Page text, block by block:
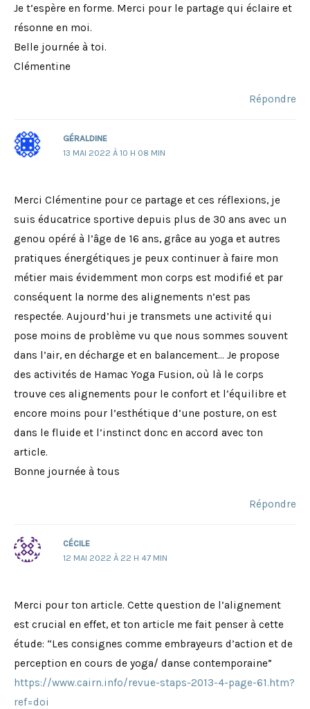
Je t’espère en forme. Merci pour le partage qui éclaire et
résonne en moi.
Belle journée à toi.
Clémentine
Répondre
GÉRALDINE
13 MAI 2022 À 10 H 08 MIN
Merci Clémentine pour ce partage et ces réflexions, je
suis éducatrice sportive depuis plus de 30 ans avec un
genou opéré à l’âge de 16 ans, grâce au yoga et autres
pratiques énergétiques je peux continuer à faire mon
métier mais évidemment mon corps est modifié et par
conséquent la norme des alignements n’est pas
respectée. Aujourd’hui je transmets une activité qui
pose moins de problème vu que nous sommes souvent
dans l’air, en décharge et en balancement… Je propose
des activités de Hamac Yoga Fusion, où là le corps
trouve ces alignements pour le confort et l’équilibre et
encore moins pour l’esthétique d’une posture, on est
dans le fluide et l’instinct donc en accord avec ton
article.
Bonne journée à tous
Répondre
CÉCILE
12 MAI 2022 À 22 H 47 MIN
Merci pour ton article. Cette question de l’alignement
est crucial en effet, et ton article me fait penser à cette
étude: “Les consignes comme embrayeurs d’action et de
perception en cours de yoga/ danse contemporaine”
https://www.cairn.info/revue-staps-2013-4-page-61.htm?
ref=doi